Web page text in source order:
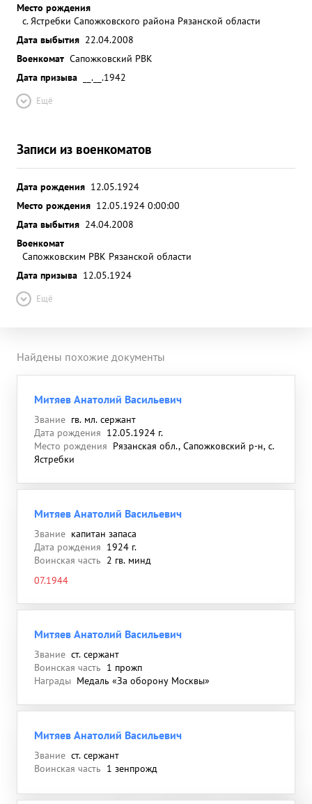
Место рождения
с. Ястребки Сапожковского района Рязанской области
Дата выбытия 22.04.2008
Военкомат Сапожковский РВК
Дата призыва
__.__.1942
Ещё
Записи из военкоматов
Дата рождения 12.05.1924
Место рождения 12.05.1924 0:00:00
Дата выбытия 24.04.2008
Военкомат
Сапожковским РВК Рязанской области
Дата призыва 12.05.1924
Ещё
Найдены похожие документы
Митяев Анатолий Васильевич
Звание гв. мл. сержант
Дата рождения 12.05.1924 г.
Место рождения Рязанская обл., Сапожковский р-н, с.
Ястребки
Митяев Анатолий Васильевич
Звание капитан запаса
Дата рождения 1924 г.
Воинская часть 2 гв. минд
07.1944
Митяев Анатолий Васильевич
Звание ст. сержант
Воинская часть 1 прожп
Награды Медаль «За оборону Москвы»
Митяев Анатолий Васильевич
Звание ст. сержант
Воинская часть 1 зенпрожд